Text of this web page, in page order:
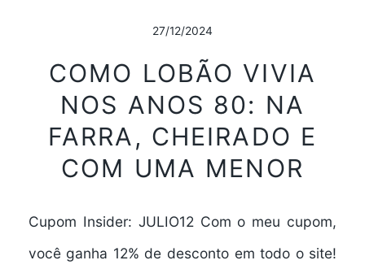
27/12/2024
COMO LOBÃO VIVIA
NOS ANOS 80: NA
FARRA, CHEIRADO E
COM UMA MENOR
Cupom Insider: JULIO12 Com o meu cupom,
você ganha 12% de desconto em todo o site!